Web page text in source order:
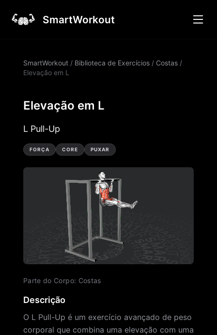
SmartWorkout
SmartWorkout / Biblioteca de Exercícios / Costas /
Elevação em L
Elevação em L
L Pull-Up
FORÇA CORE PUXAR
Parte do Corpo: Costas
Descrição
O L Pull-Up é um exercício avançado de peso
corporal que combina uma elevação com uma